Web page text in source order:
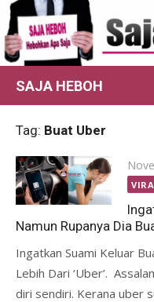
Skip
to
content
SAJA HEBOH
Tag: Buat Uber
on
Namun Rupanya Dia
Ingatkan Suami Keluar
Lebih Dari ‘Uber’.
diri sendiri. Kerana uber